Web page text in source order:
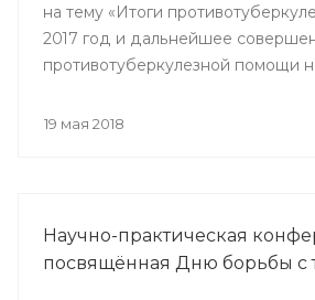
на тему «Итоги
2017 год и дальнейшее
противотуберкулезной помощи
19 мая 2018
Научно-практическая
посвящённая Дню борьбы с